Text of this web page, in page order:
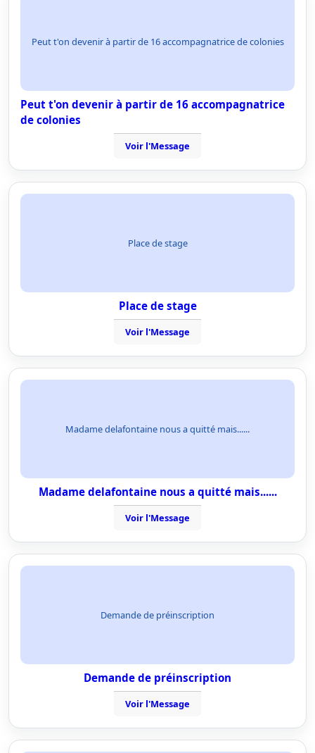
Peut t'on devenir à partir de 16 accompagnatrice de colonies
Peut t'on devenir à partir de 16 accompagnatrice
de colonies
Voir l'Message
Place de stage
Place de stage
Voir l'Message
Madame delafontaine nous a quitté mais......
Madame delafontaine nous a quitté mais......
Voir l'Message
Demande de préinscription
Demande de préinscription
Voir l'Message